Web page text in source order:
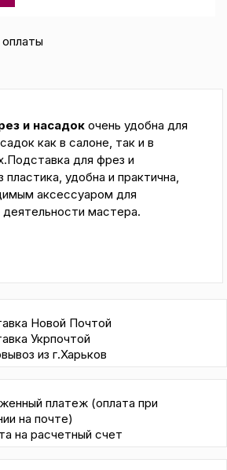
и насадок очень удобна для
как в салоне, так и в
для фрез и
удобна и практична,
аксессуаром для
мастера.
Новой Почтой
Укрпочтой
из г.Харьков
платеж (оплата при
на почте)
на расчетный счет